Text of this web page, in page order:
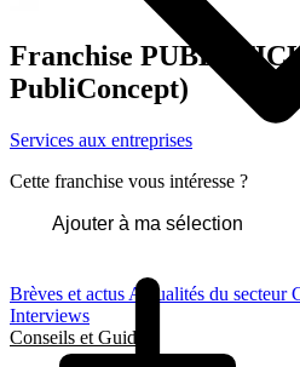
Brèves et actus Actualités du secteur
Interviews
Conseils et Guides
Franchise PUBLI
PubliConcept)
Services aux entreprises
Cette franchise vous intéresse ?
Ajouter à ma sélection